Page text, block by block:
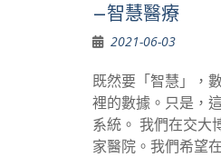
–智慧醫療
2021-06-03
既然要「智慧」，
裡的數據。只是，
系統。 我們在交大
家醫院。我們希望